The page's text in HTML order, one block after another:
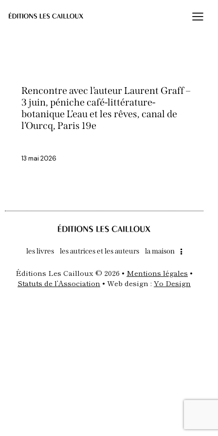
Rencontre avec l’auteur Laurent Graff –
3 juin, péniche café-littérature-
botanique L’eau et les rêves, canal de
l’Ourcq, Paris 19e
13 mai 2026
les livres les autrices et les auteurs la maison
Éditions Les Cailloux © 2026 • Mentions légales •
Statuts de l’Association • Web design : Yo Design